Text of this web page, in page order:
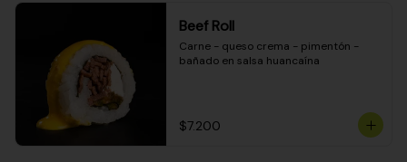
Beef Roll
Carne - queso crema - pimentón -
bañado en salsa huancaína
$7.200